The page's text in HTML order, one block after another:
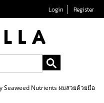
Login Register
Seaweed Nutrients ผมสวยด้วยมือ